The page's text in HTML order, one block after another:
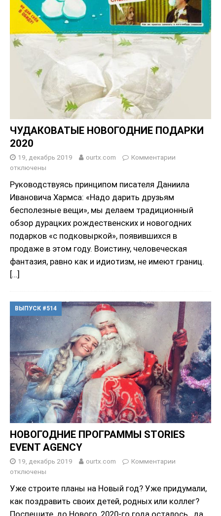
ЧУДАКОВАТЫЕ НОВОГОДНИЕ ПОДАРКИ
2020
19, декабрь 2019 ourtx.com
Комментарии
отключены
Руководствуясь принципом писателя Даниила
Ивановича Хармса: «Надо дарить друзьям
бесполезные вещи», мы делаем традиционный
обзор дурацких рождественских и новогодних
подарков «с подковыркой», появившихся в
продаже в этом году. Воистину, человеческая
фантазия, равно как и идиотизм, не имеют границ.
[…]
ВЫПУСК #514
НОВОГОДНИЕ ПРОГРАММЫ STORIES
EVENT AGENCY
19, декабрь 2019 ourtx.com
Комментарии
отключены
Уже строите планы на Новый год? Уже придумали,
как поздравить своих детей, родных или коллег?
Поспешите, до Нового, 2020-го года осталось…да